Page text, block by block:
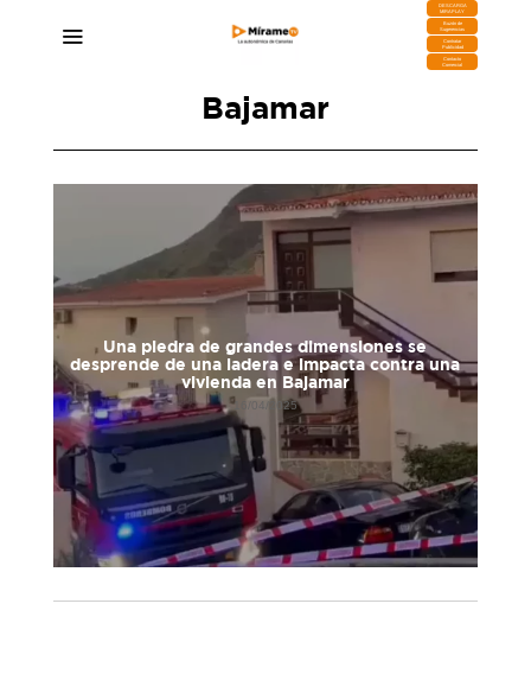
DESCARGA
MIRAPLAY
Buzón de
Sugerencias
Contratar
Publicidad
Contacto
Comercial
Bajamar
Una piedra de grandes dimensiones se
desprende de una ladera e impacta contra una
vivienda en Bajamar
16/04/2025